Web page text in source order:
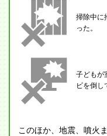
掃除中に
った。
子どもが
ビを倒し
このほか、地震、噴火